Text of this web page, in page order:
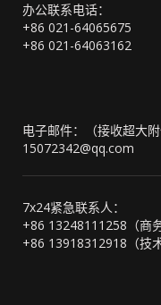
办公联系电话：
+86 021-64065675
+86 021-64063162
电子邮件：（接收超大附
15072342@qq.com
7x24紧急联系人：
+86 13248111258（商
+86 13918312918（技